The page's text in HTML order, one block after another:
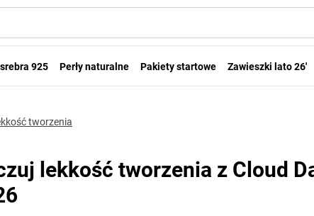
925 Perły naturalne Pakiety startowe Zawieszki lato 26'
tworzenia
lekkość tworzenia z Cloud